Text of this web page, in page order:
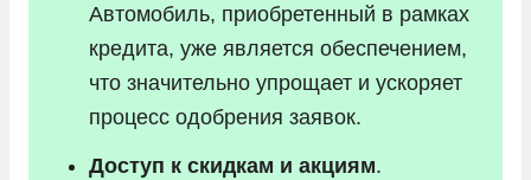
Автомобиль, приобретенный в рамках
кредита, уже является обеспечением,
что значительно упрощает и ускоряет
процесс одобрения заявок.
Доступ к скидкам и акциям.